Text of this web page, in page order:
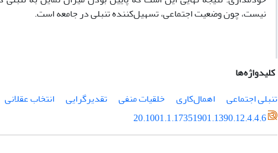
نیست، چون وضعیت اجتماعى، تسهیل‌کننده تنبلى در جامعه است.
کلیدواژه‌ها
تنبلى اجتماعى
اهمال‌کارى خلقیات منفى تقدیرگرایى
انتخاب عقلانى
20.1001.1.17351901.1390.12.4.4.6